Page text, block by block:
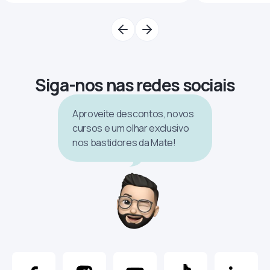
Siga-nos nas redes sociais
Aproveite descontos, novos
cursos e um olhar exclusivo
nos bastidores da Mate!